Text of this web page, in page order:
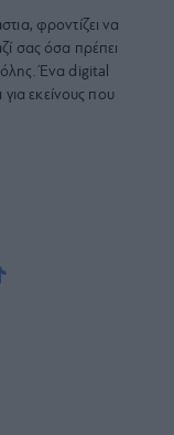
, φροντίζει να
σας όσα πρέπει
Ένα digital
εκείνους που